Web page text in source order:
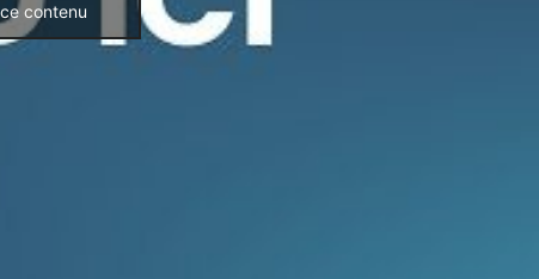
contenu